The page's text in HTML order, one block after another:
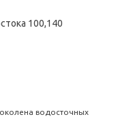
100,140
водосточных